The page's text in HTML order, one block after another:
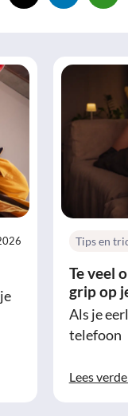
Tips en
Te veel
grip op
Als je
telefoon
Lees